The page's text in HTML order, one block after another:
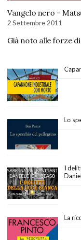
Vangelo nero –
2 Settembre 2011
Già noto alle forze
Lo
I
La